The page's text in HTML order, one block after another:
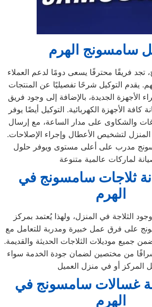
سامسونج الهرم
فريقًا محترفًا يسعى دومًا لدعم العملاء
يقدم التوكيل شرحًا تفصيليًا عن المنتجات
الأجهزة الجديدة، بالإضافة إلى وجود فريق
الأجهزة الكهربائية. التوكيل أيضًا يوفر
والشكاوى على مدار الساعة، مع إرسال
المنزل لتشخيص الأعطال وإجراء الإصلاحات.
مدرب على أعلى مستوى ويوفر حلول
ثلاجات سامسونج في
الهرم
الثلاجة في المنزل، ولهذا يُعتمد بمركز
على فرق عمل خبيرة ومدربة للتعامل مع
جميع موديلات الثلاجات الحديثة والقديمة.
من مختصين لضمان جودة الخدمة سواء
غسالات سامسونج في
الهرم